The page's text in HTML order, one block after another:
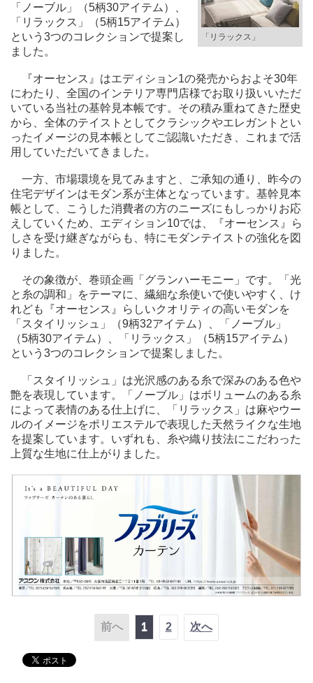
「リラックス」
「ノーブル」（5柄30アイテム）、
「リラックス」（5柄15アイテム）
という3つのコレクションで提案し
ました。
『オーセンス』はエディション1の発売からおよそ30年
にわたり、全国のインテリア専門店様でお取り扱いいただ
いている当社の基幹見本帳です。その積み重ねてきた歴史
から、全体のテイストとしてクラシックやエレガントとい
ったイメージの見本帳としてご認識いただき、これまで活
用していただいてきました。
一方、市場環境を見てみますと、ご承知の通り、昨今の
住宅デザインはモダン系が主体となっています。基幹見本
帳として、こうした消費者の方のニーズにもしっかりお応
えしていくため、エディション10では、『オーセンス』ら
しさを受け継ぎながらも、特にモダンテイストの強化を図
りました。
その象徴が、巻頭企画「グランハーモニー」です。「光
と糸の調和」をテーマに、繊細な糸使いで使いやすく、け
れども『オーセンス』らしいクオリティの高いモダンを
「スタイリッシュ」（9柄32アイテム）、「ノーブル」
（5柄30アイテム）、「リラックス」（5柄15アイテム）
という3つのコレクションで提案しました。
「スタイリッシュ」は光沢感のある糸で深みのある色や
艶を表現しています。「ノーブル」はボリュームのある糸
によって表情のある仕上げに、「リラックス」は麻やウー
ルのイメージをポリエステルで表現した天然ライクな生地
を提案しています。いずれも、糸や織り技法にこだわった
上質な生地に仕上がりました。
前へ 1 2 次へ